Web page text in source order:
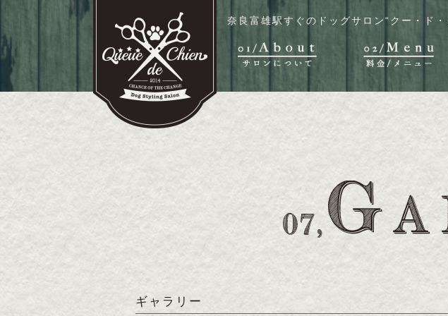
奈良富雄駅すぐのドッグサロン“クー・ド・
ギャラリー